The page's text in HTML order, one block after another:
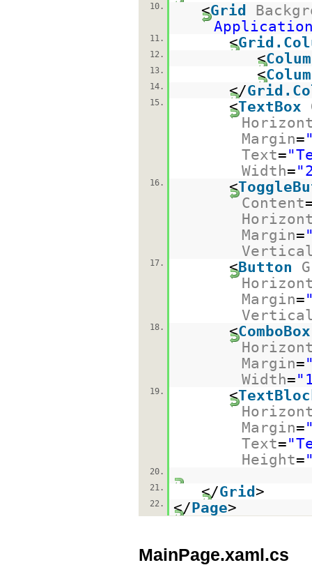
10.
<Grid
11. <
12. <
13. <
14. </
15. <TextBox
Margin=
Text=
Width=
16. <
Content
Margin=
17. <Button
Margin=
18. <ComboBox
Margin=
Width=
19. <
Margin=
Text=
Height=
20.
21.
</Grid>
22. </Page>
MainPage.xaml.cs